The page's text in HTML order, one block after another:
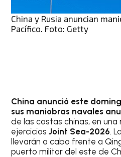
China y Rusia anuncian
Pacífico. Foto: Getty
China anunció este
sus maniobras navales
de las costas chinas, en
ejerciciosJoint Sea-2026.
llevarán a cabo frente a
puerto militar del este de